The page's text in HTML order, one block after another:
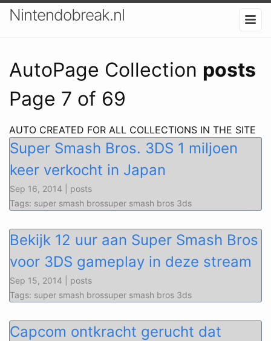
Nintendobreak.nl
AutoPage Collection posts
Page 7 of 69
AUTO CREATED FOR ALL COLLECTIONS IN THE SITE
Super Smash Bros. 3DS 1 miljoen
keer verkocht in Japan
Sep 16, 2014 | posts
Tags: super smash brossuper smash bros 3ds
Bekijk 12 uur aan Super Smash Bros
voor 3DS gameplay in deze stream
Sep 15, 2014 | posts
Tags: super smash brossuper smash bros 3ds
Capcom ontkracht gerucht dat